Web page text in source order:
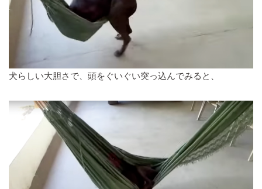
犬らしい大胆さで、頭をぐいぐい突っ込んでみると、